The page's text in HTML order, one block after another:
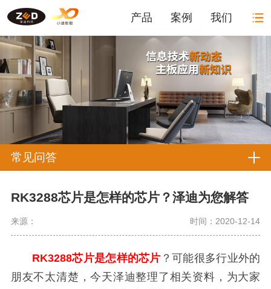
产品 案例 我们
常见问答
RK3288芯片是怎样的芯片？泽迪为您解答
来源： 时间：2020-12-14
RK3288芯片是怎样的芯片 ？可能很多行业外的
朋友不太清楚，今天泽迪整理了相关资料，为大家